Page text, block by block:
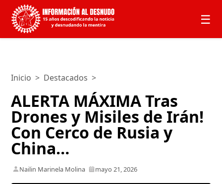
☰
Inicio > Destacados >
ALERTA MÁXIMA Tras
Drones y Misiles de Irán!
Con Cerco de Rusia y
China…
Nailin Marinela Molina mayo 21, 2026